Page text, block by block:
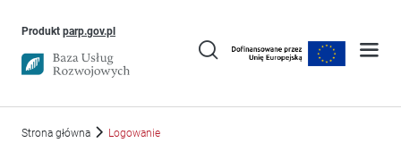
Produkt parp.gov.plUwaga, link otworzy się w nowym oknie
Strona główna Logowanie